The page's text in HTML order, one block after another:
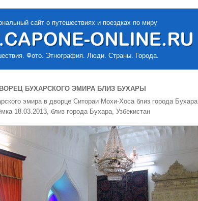
сайт о путешествиях и поездках по миру
Фото. Этнография. Люди. Страны. Города.
БУХАРСКОГО ЭМИРА БЛИЗ БУХАРЫ
эмира в дворце Ситораи Мохи-Хоса близ города Бухара
18.03.2013, близ города Бухара, Узбекистан